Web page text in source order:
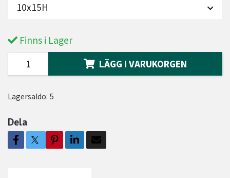
10x15H
Finns i Lager
LÄGG I VARUKORGEN
Lagersaldo: 5
Dela